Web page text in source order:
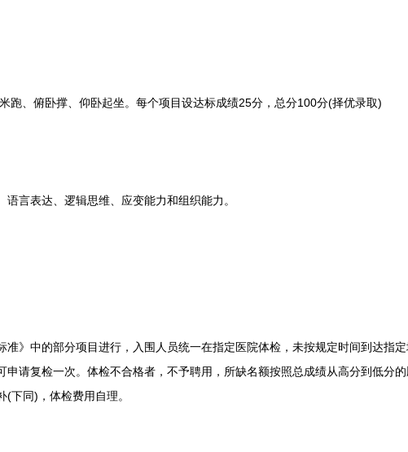
、俯卧撑、仰卧起坐。每个项目设达标成绩25分，总分100分(择优录取)
言表达、逻辑思维、应变能力和组织能力。
》中的部分项目进行，入围人员统一在指定医院体检，未按规定时间到达指定
申请复检一次。体检不合格者，不予聘用，所缺名额按照总成绩从高分到低分
下同)，体检费用自理。